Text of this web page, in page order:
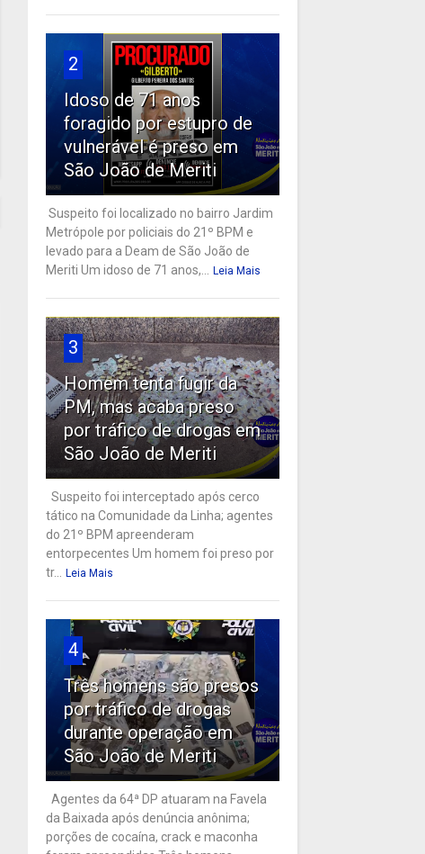
2
Idoso de 71 anos
foragido por estupro de
vulnerável é preso em
São João de Meriti
Suspeito foi localizado no bairro Jardim
Metrópole por policiais do 21º BPM e
levado para a Deam de São João de
Meriti Um idoso de 71 anos,...
Leia Mais
3
Homem tenta fugir da
PM, mas acaba preso
por tráfico de drogas em
São João de Meriti
Suspeito foi interceptado após cerco
tático na Comunidade da Linha; agentes
do 21º BPM apreenderam
entorpecentes Um homem foi preso por
tr...
Leia Mais
4
Três homens são presos
por tráfico de drogas
durante operação em
São João de Meriti
Agentes da 64ª DP atuaram na Favela
da Baixada após denúncia anônima;
porções de cocaína, crack e maconha